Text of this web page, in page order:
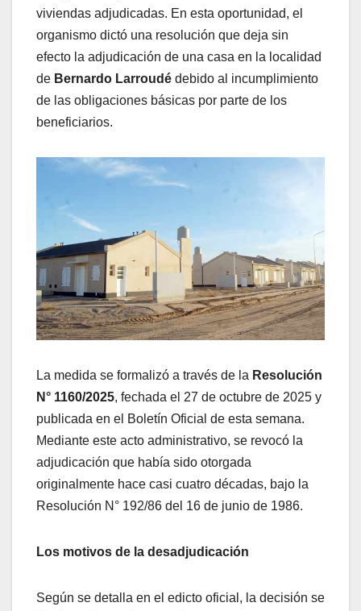
viviendas adjudicadas. En esta oportunidad, el
organismo dictó una resolución que deja sin
efecto la adjudicación de una casa en la localidad
de Bernardo Larroudé debido al incumplimiento
de las obligaciones básicas por parte de los
beneficiarios.
La medida se formalizó a través de la Resolución
N° 1160/2025, fechada el 27 de octubre de 2025 y
publicada en el Boletín Oficial de esta semana.
Mediante este acto administrativo, se revocó la
adjudicación que había sido otorgada
originalmente hace casi cuatro décadas, bajo la
Resolución N° 192/86 del 16 de junio de 1986.
Los motivos de la desadjudicación
Según se detalla en el edicto oficial, la decisión se